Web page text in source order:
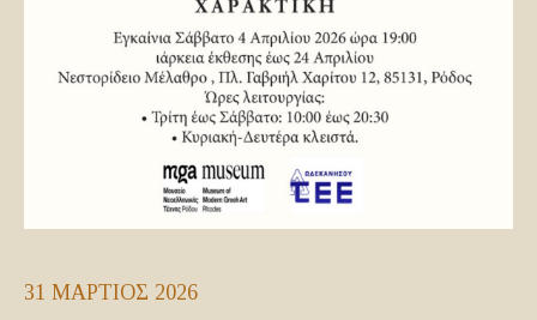
31 ΜΆΡΤΙΟΣ 2026